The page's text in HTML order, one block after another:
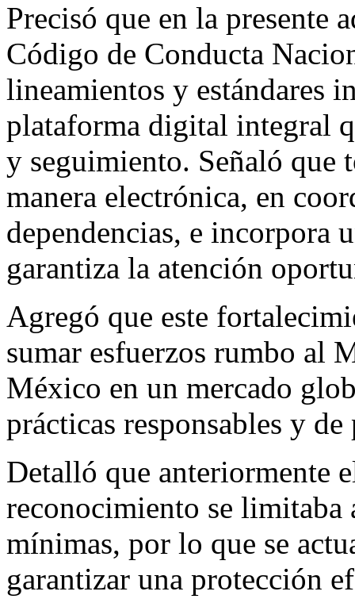
Precisó que en la
Código de Conducta
lineamientos y estándares
plataforma digital integral
y seguimiento. Señaló que
manera electrónica, en
dependencias, e incorpora
garantiza la atención
Agregó que este
sumar esfuerzos rumbo al
México en un mercado
prácticas responsables y
Detalló que anteriormente
reconocimiento se limitaba
mínimas, por lo que se
garantizar una protección